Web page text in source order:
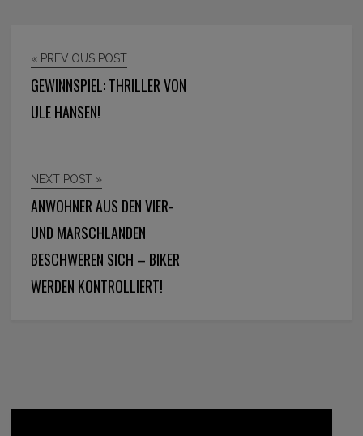
« PREVIOUS POST
GEWINNSPIEL: THRILLER VON
ULE HANSEN!
NEXT POST »
ANWOHNER AUS DEN VIER-
UND MARSCHLANDEN
BESCHWEREN SICH – BIKER
WERDEN KONTROLLIERT!